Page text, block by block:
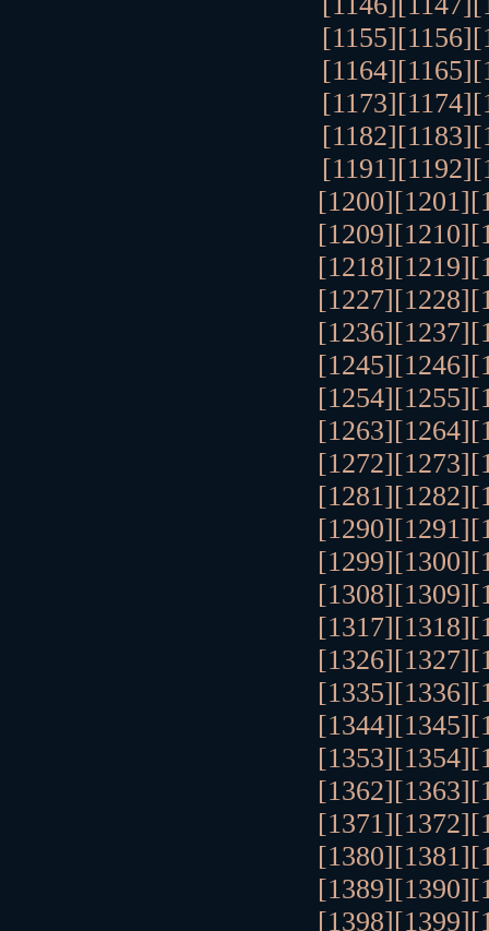
[1155][1156]
[1164][1165]
[1173][1174]
[1182][1183]
[1191][1192]
[1200][1201]
[1209][1210]
[1218][1219]
[1227][1228]
[1236][1237]
[1245][1246]
[1254][1255]
[1263][1264]
[1272][1273]
[1281][1282]
[1290][1291]
[1299][1300]
[1308][1309]
[1317][1318]
[1326][1327]
[1335][1336]
[1344][1345]
[1353][1354]
[1362][1363]
[1371][1372]
[1380][1381]
[1389][1390]
[1398][1399]